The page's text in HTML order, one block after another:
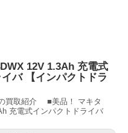
12V 1.3Ah 充電式
バ 【インパクトドラ
買取紹介 ■美品！ マキタ
充電式インパクトドライバ